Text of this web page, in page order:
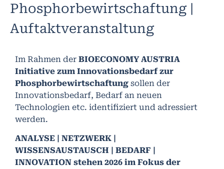
Phosphorbewirtschaftung |
Auftaktveranstaltung
Im Rahmen der BIOECONOMY AUSTRIA
Initiative zum Innovationsbedarf zur
Phosphorbewirtschaftung sollen der
Innovationsbedarf, Bedarf an neuen
Technologien etc. identifiziert und adressiert
werden.
ANALYSE | NETZWERK |
WISSENSAUSTAUSCH | BEDARF |
INNOVATION stehen 2026 im Fokus der